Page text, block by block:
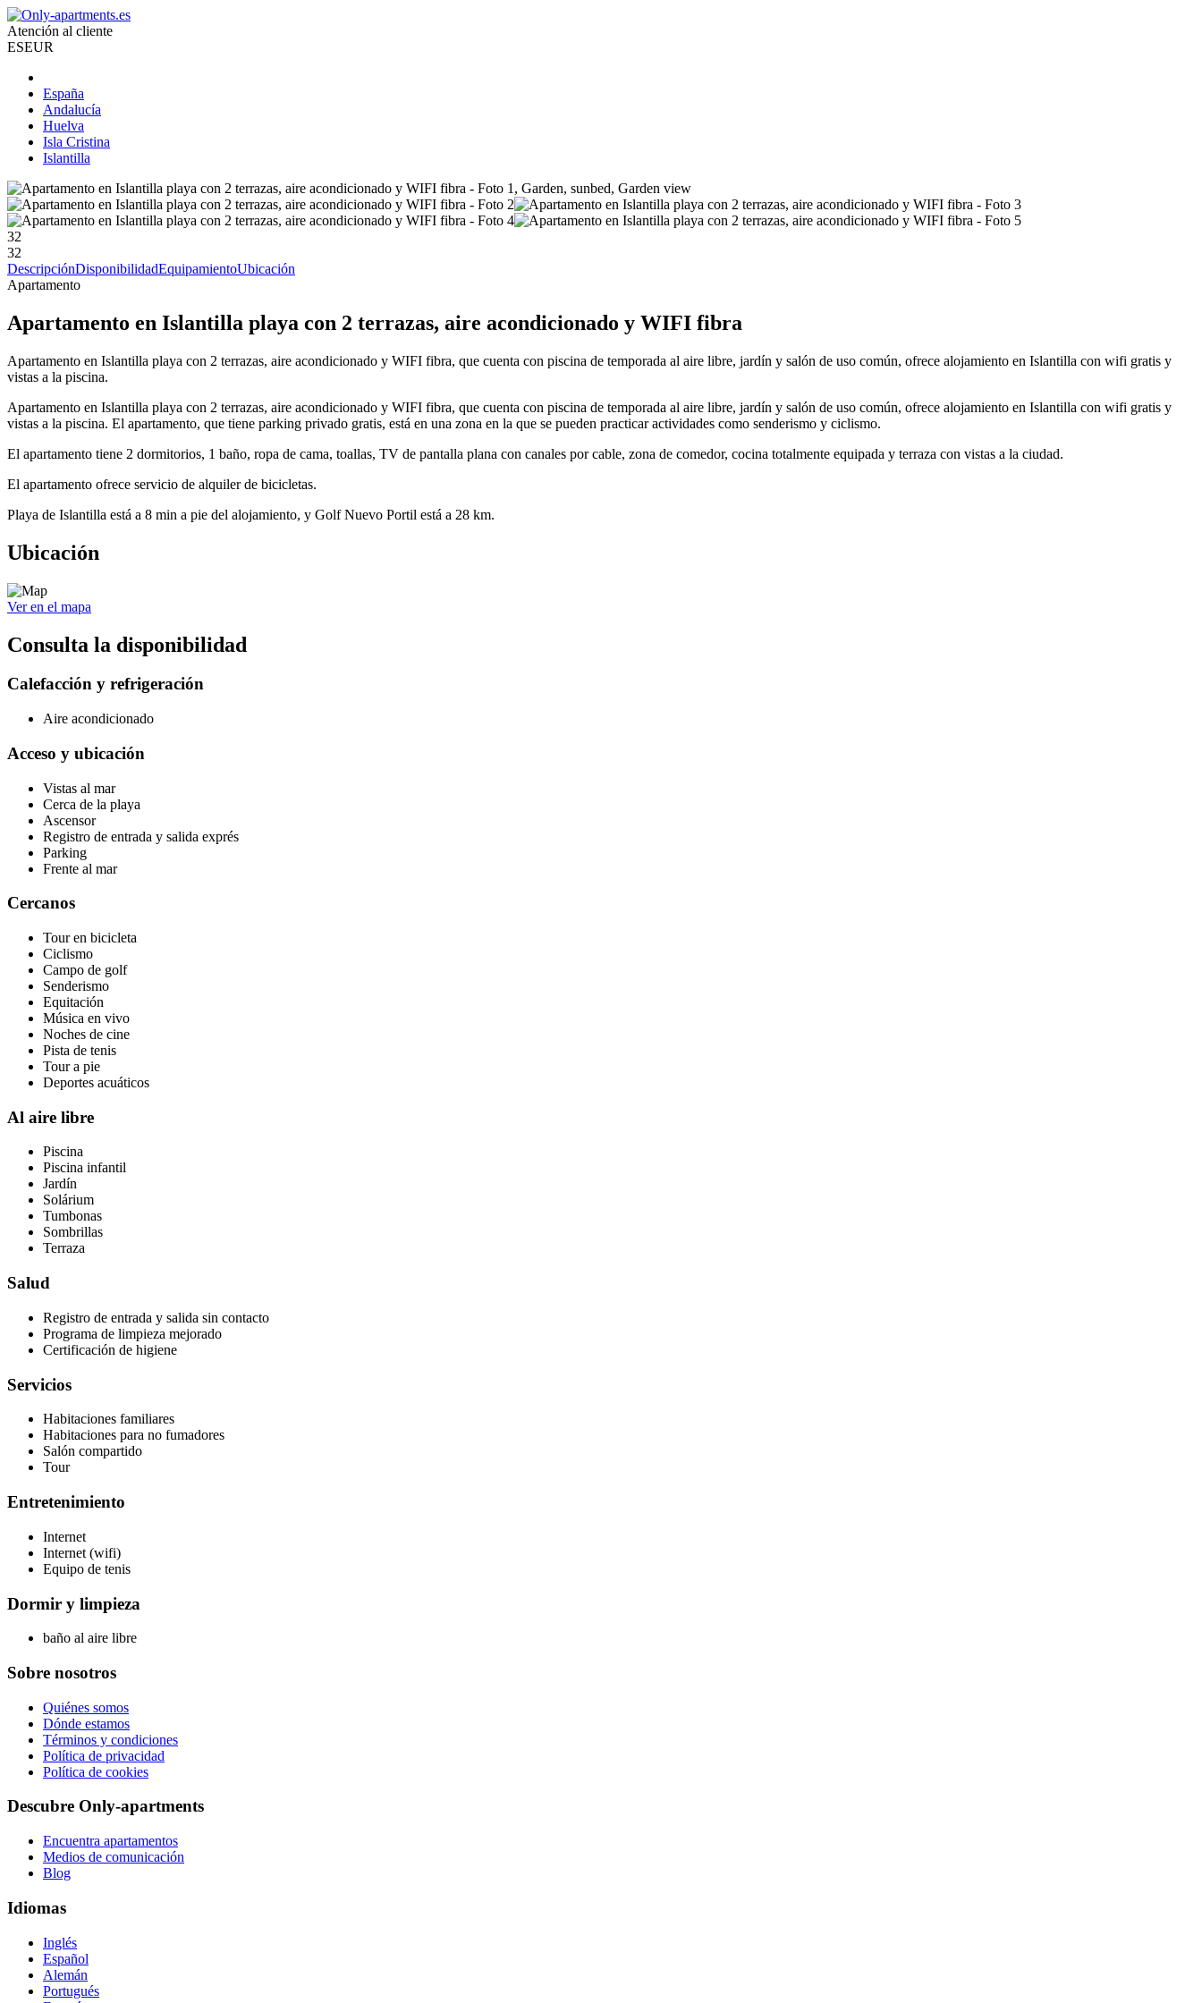
Atención al cliente
ESEUR
España
Andalucía
Huelva
Isla Cristina
Islantilla
32
32
DescripciónDisponibilidadEquipamientoUbicación
Apartamento
Apartamento en Islantilla playa con 2 terrazas, aire acondicionado y WIFI fibra
Apartamento en Islantilla playa con 2 terrazas, aire acondicionado y WIFI fibra, que cuenta con piscina de temporada al aire libre, jardín y salón de uso común, ofrece alojamiento en Islantilla con wifi gratis y
vistas a la piscina.
Apartamento en Islantilla playa con 2 terrazas, aire acondicionado y WIFI fibra, que cuenta con piscina de temporada al aire libre, jardín y salón de uso común, ofrece alojamiento en Islantilla con wifi gratis y
vistas a la piscina. El apartamento, que tiene parking privado gratis, está en una zona en la que se pueden practicar actividades como senderismo y ciclismo.
El apartamento tiene 2 dormitorios, 1 baño, ropa de cama, toallas, TV de pantalla plana con canales por cable, zona de comedor, cocina totalmente equipada y terraza con vistas a la ciudad.
El apartamento ofrece servicio de alquiler de bicicletas.
Playa de Islantilla está a 8 min a pie del alojamiento, y Golf Nuevo Portil está a 28 km.
Ubicación
Ver en el mapa
Consulta la disponibilidad
Calefacción y refrigeración
Aire acondicionado
Acceso y ubicación
Vistas al mar
Cerca de la playa
Ascensor
Registro de entrada y salida exprés
Parking
Frente al mar
Cercanos
Tour en bicicleta
Ciclismo
Campo de golf
Senderismo
Equitación
Música en vivo
Noches de cine
Pista de tenis
Tour a pie
Deportes acuáticos
Al aire libre
Piscina
Piscina infantil
Jardín
Solárium
Tumbonas
Sombrillas
Terraza
Salud
Registro de entrada y salida sin contacto
Programa de limpieza mejorado
Certificación de higiene
Servicios
Habitaciones familiares
Habitaciones para no fumadores
Salón compartido
Tour
Entretenimiento
Internet
Internet (wifi)
Equipo de tenis
Dormir y limpieza
baño al aire libre
Sobre nosotros
Quiénes somos
Dónde estamos
Términos y condiciones
Política de privacidad
Política de cookies
Descubre Only-apartments
Encuentra apartamentos
Medios de comunicación
Blog
Idiomas
Inglés
Español
Alemán
Portugués